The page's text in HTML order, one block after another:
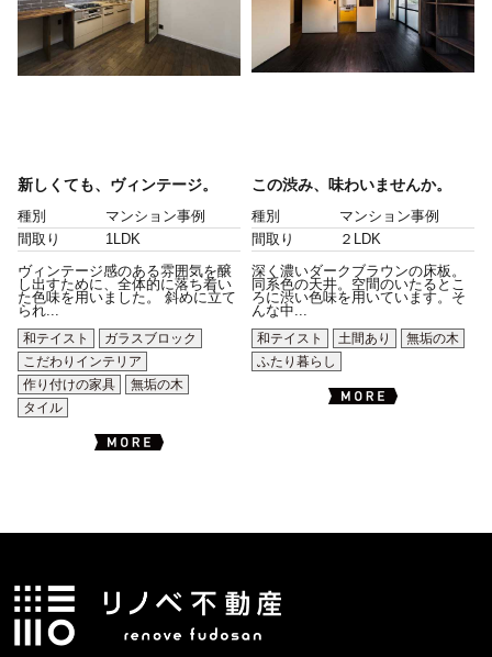
新しくても、ヴィンテージ。
種別
マンション事例
間取り
1LDK
ヴィンテージ感のある雰囲気を醸
し出すために、全体的に落ち着い
た色味を用いました。 斜めに立て
られ...
和テイスト
ガラスブロック
こだわりインテリア
作り付けの家具
無垢の木
タイル
この渋み、味わいませんか。
種別
マンション事例
間取り
２LDK
深く濃いダークブラウンの床板。
同系色の天井。空間のいたるとこ
ろに渋い色味を用いています。そ
んな中...
和テイスト
土間あり
無垢の木
ふたり暮らし